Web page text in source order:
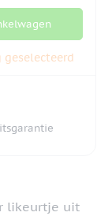
geselecteerd
likeurtje uit